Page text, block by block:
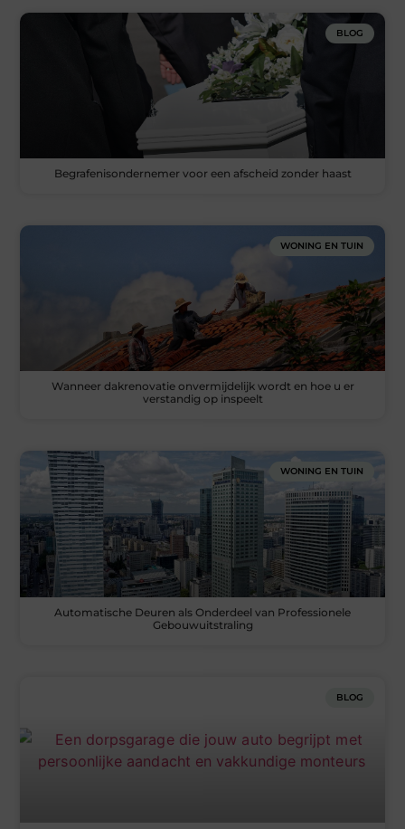
BLOG
Begrafenisondernemer voor een afscheid zonder haast
WONING EN TUIN
Wanneer dakrenovatie onvermijdelijk wordt en hoe u er
verstandig op inspeelt
WONING EN TUIN
Automatische Deuren als Onderdeel van Professionele
Gebouwuitstraling
BLOG